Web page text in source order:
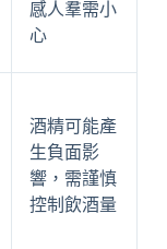
感人羣需小
心
酒精可能產
生負面影
響，需謹慎
控制飲酒量